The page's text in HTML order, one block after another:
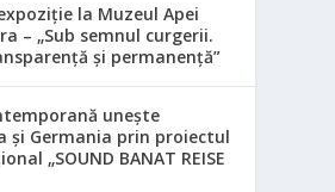
la Muzeul Apei
– „Sub semnul curgerii.
și permanență”
unește
și Germania prin proiectul
„SOUND BANAT REISE